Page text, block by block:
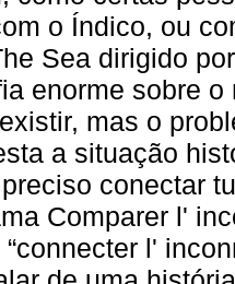
o Índico, ou
Sea dirigido
enorme sobre
mas o
a situação
conectar
Comparer l'
l'